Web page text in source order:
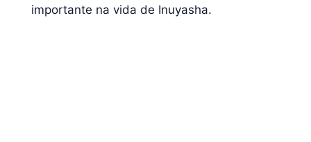
importante na vida de Inuyasha.